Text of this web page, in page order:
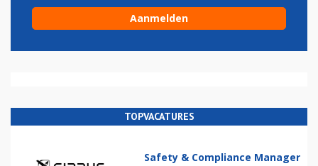
TOPVACATURES
Safety & Compliance Manager